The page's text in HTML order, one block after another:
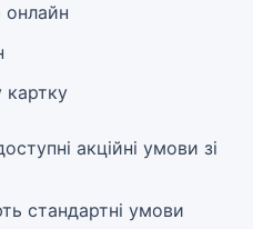
онлайн
картку
акційні умови зі
стандартні умови